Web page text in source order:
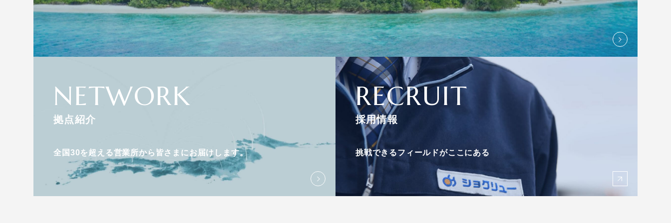
NETWORK
拠点紹介
全国30を超える営業所から皆さまにお届けします。
RECRUIT
採用情報
挑戦できるフィールドがここにある